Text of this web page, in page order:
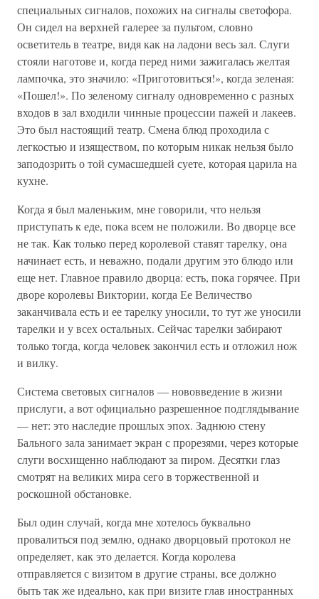
специальных сигналов, похожих на сигналы светофора.
Он сидел на верхней галерее за пультом, словно
осветитель в театре, видя как на ладони весь зал. Слуги
стояли наготове и, когда перед ними зажигалась желтая
лампочка, это значило: «Приготовиться!», когда зеленая:
«Пошел!». По зеленому сигналу одновременно с разных
входов в зал входили чинные процессии пажей и лакеев.
Это был настоящий театр. Смена блюд проходила с
легкостью и изяществом, по которым никак нельзя было
заподозрить о той сумасшедшей суете, которая царила на
кухне.
Когда я был маленьким, мне говорили, что нельзя
приступать к еде, пока всем не положили. Во дворце все
не так. Как только перед королевой ставят тарелку, она
начинает есть, и неважно, подали другим это блюдо или
еще нет. Главное правило дворца: есть, пока горячее. При
дворе королевы Виктории, когда Ее Величество
заканчивала есть и ее тарелку уносили, то тут же уносили
тарелки и у всех остальных. Сейчас тарелки забирают
только тогда, когда человек закончил есть и отложил нож
и вилку.
Система световых сигналов — нововведение в жизни
прислуги, а вот официально разрешенное подглядывание
— нет: это наследие прошлых эпох. Заднюю стену
Бального зала занимает экран с прорезями, через которые
слуги восхищенно наблюдают за пиром. Десятки глаз
смотрят на великих мира сего в торжественной и
роскошной обстановке.
Был один случай, когда мне хотелось буквально
провалиться под землю, однако дворцовый протокол не
определяет, как это делается. Когда королева
отправляется с визитом в другие страны, все должно
быть так же идеально, как при визите глав иностранных